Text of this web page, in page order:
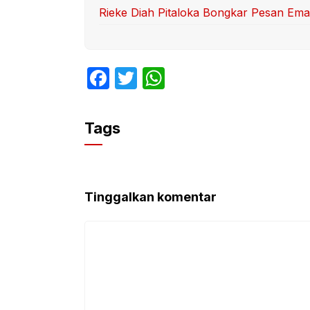
Rieke Diah Pitaloka Bongkar Pesan
F
c
e
o
o
T
p
p
Tags
Tinggalkan komentar